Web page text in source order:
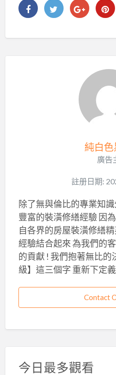
純白
廣告
註册日期:
除了無與倫比的專業知
豐富的裝潢修繕經驗 因
自各界的房屋裝潢修繕
經驗結合起來 為我們的
的貢獻 ! 我們抱著無比
級】這三個字 重新下定
Contact
今日最多觀看